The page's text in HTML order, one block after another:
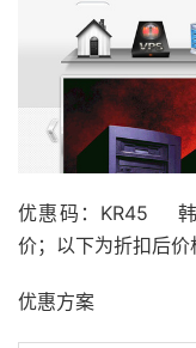
优惠码：KR45 韩
价；以下为折扣后价
优惠方案